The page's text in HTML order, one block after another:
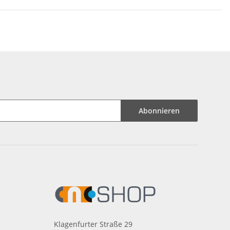
Abonnieren
Klagenfurter Straße 29